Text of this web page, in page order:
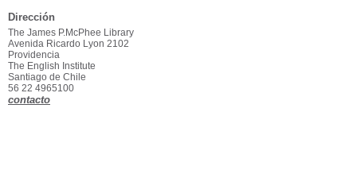
Dirección
The James P.McPhee Library
Avenida Ricardo Lyon 2102
Providencia
The English Institute
Santiago de Chile
56 22 4965100
contacto